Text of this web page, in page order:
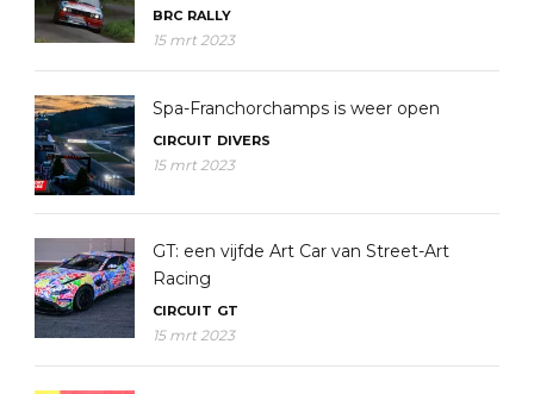
BRC RALLY
15 mrt 2023
Spa-Franchorchamps is weer open
CIRCUIT DIVERS
15 mrt 2023
GT: een vijfde Art Car van Street-Art
Racing
CIRCUIT GT
15 mrt 2023